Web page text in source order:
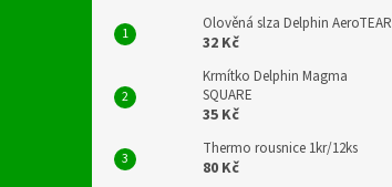
Olověná slza Delphin AeroTEAR
32 Kč
Krmítko Delphin Magma
SQUARE
35 Kč
Thermo rousnice 1kr/12ks
80 Kč